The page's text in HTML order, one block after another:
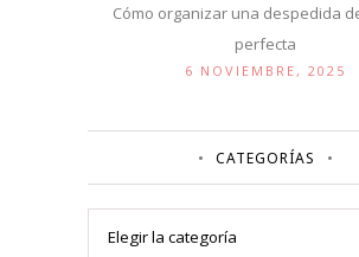
Cómo organizar una despedida
perfecta
6 NOVIEMBRE, 2025
CATEGORÍAS